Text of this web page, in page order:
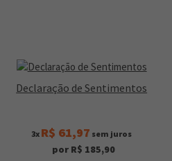
Declaração de Sentimentos
3x R$ 61,97 sem juros
por R$ 185,90